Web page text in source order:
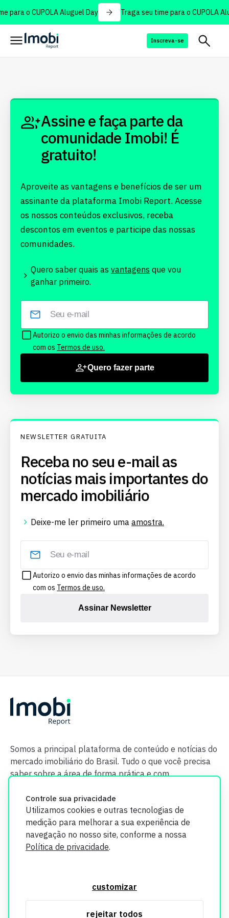
para o CUPOLA Aluguel Day Traga seu time para o CUPOLA
Inscreva-se
Controle sua privacidade
Utilizamos cookies e outras tecnologias de
medição para melhorar a sua experiência de
navegação no nosso site, conforme a nossa
Política de privacidade.
customizar
rejeitar todos
Assine e faça parte da
comunidade Imobi! É
gratuito!
Aproveite as vantagens e benefícios de ser um
assinante da plataforma Imobi Report. Acesse
os nossos conteúdos exclusivos, receba
descontos em eventos e participe das nossas
comunidades.
Quero saber quais as vantagens que vou
ganhar primeiro.
Autorizo o envio das minhas informações de acordo
com os Termos de uso.
Quero fazer parte
NEWSLETTER GRATUITA
Receba no seu e-mail as
notícias mais importantes do
mercado imobiliário
Deixe-me ler primeiro uma amostra.
Autorizo o envio das minhas informações de acordo
com os Termos de uso.
Assinar Newsletter
Somos a principal plataforma de conteúdo e notícias do
mercado imobiliário do Brasil. Tudo o que você precisa
saber sobre a área de forma prática e com
segurança. Todos os dados coletados em nosso site são
utilizados exclusivamente para fins de aprimoramento de
informações, consulte nossa Política de Privacidade.